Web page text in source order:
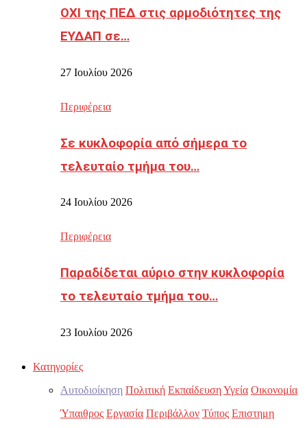
ΟΧΙ της ΠΕΔ στις αρμοδιότητες της
ΕΥΔΑΠ σε…
27 Ιουλίου 2026
Περιφέρεια
Σε κυκλοφορία από σήμερα το
τελευταίο τμήμα του…
24 Ιουλίου 2026
Περιφέρεια
Παραδίδεται αύριο στην κυκλοφορία
το τελευταίο τμήμα του…
23 Ιουλίου 2026
Κατηγορίες
Αυτοδιοίκηση Πολιτική ΕκπαίδευσηΥγεία Οικονομία
Ύπαιθρος Εργασία Περιβάλλον Τύπος Επιστημη